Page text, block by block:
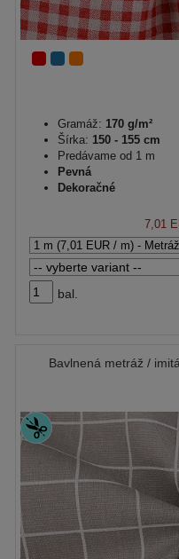
Gramáž: 170 g/m²
Šírka: 150 - 155 cm
Predávame od 1 m
Pevná
Dekoračné
7,01
bal.
Bavlnená metráž /